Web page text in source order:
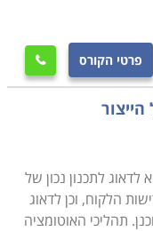
קשר עם ספקים,
והקצאת משאבים,
רשתות תקשורת
יכול לבחור את
הנוכחית, או על פי
הקורס .
פרטי הקורס 
לתכנון נכון של
הלקוח, וכן לדאוג
תהליכי האוטומציה